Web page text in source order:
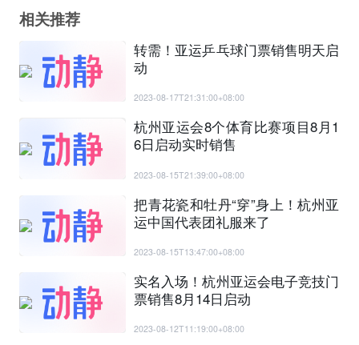
相关推荐
转需！亚运乒乓球门票销售明天启
动
2023-08-17T21:31:00+08:00
杭州亚运会8个体育比赛项目8月1
6日启动实时销售
2023-08-15T21:39:00+08:00
把青花瓷和牡丹“穿”身上！杭州亚
运中国代表团礼服来了
2023-08-15T13:47:00+08:00
实名入场！杭州亚运会电子竞技门
票销售8月14日启动
2023-08-12T11:19:00+08:00